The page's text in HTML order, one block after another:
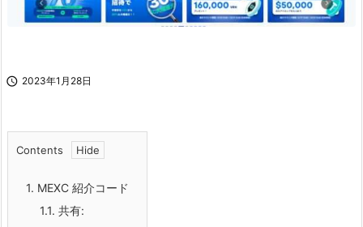
 2023年1月28日
Contents
1. MEXC 紹介コード
1.1. 共有: